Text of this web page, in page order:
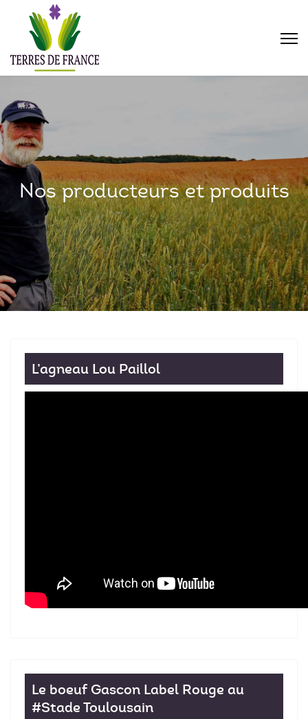
Nos producteurs et produits
L’agneau Lou Paillol
Le boeuf Gascon Label Rouge au
#Stade Toulousain